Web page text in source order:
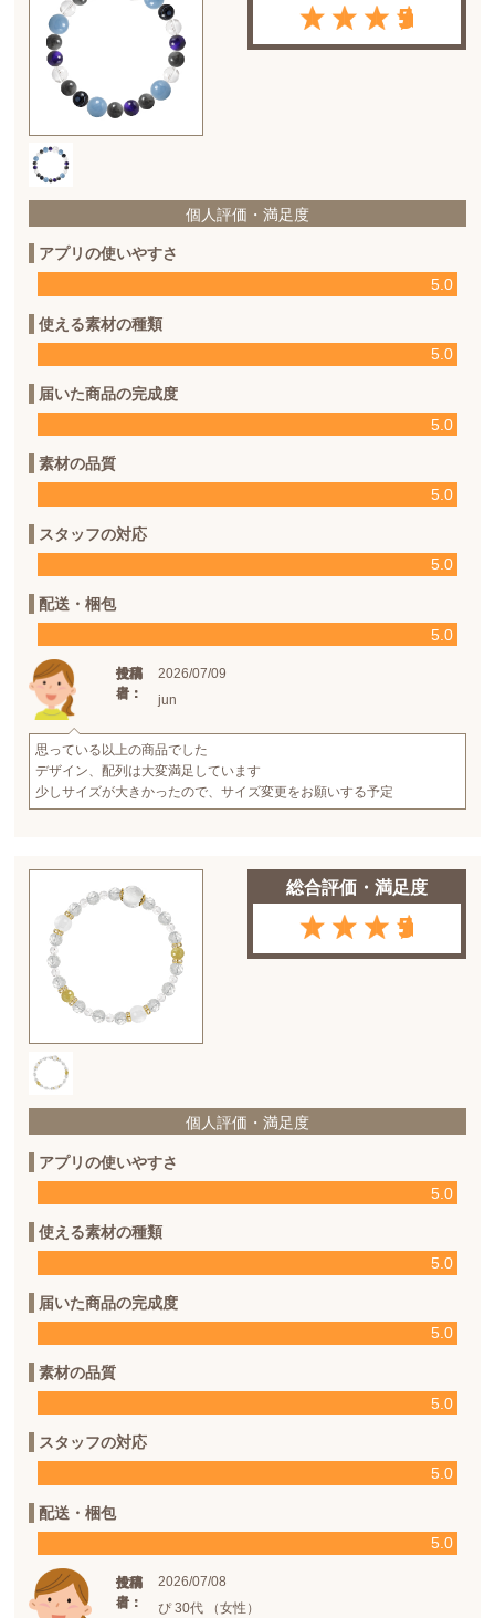
5
個人評価・満足度
アプリの使いやすさ
5.0
使える素材の種類
5.0
届いた商品の完成度
5.0
素材の品質
5.0
スタッフの対応
5.0
配送・梱包
5.0
投稿
日：
2026/07/09
投稿
者：
jun
使用
者：
思っている以上の商品でした
デザイン、配列は大変満足しています
少しサイズが大きかったので、サイズ変更をお願いする予定
総合評価・満足度
5
個人評価・満足度
アプリの使いやすさ
5.0
使える素材の種類
5.0
届いた商品の完成度
5.0
素材の品質
5.0
スタッフの対応
5.0
配送・梱包
5.0
投稿
日：
2026/07/08
投稿
者：
ぴ 30代 （女性）
使用
者：